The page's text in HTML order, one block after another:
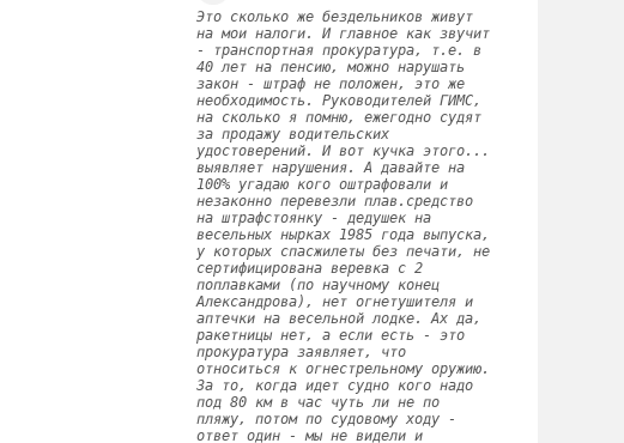
Это сколько же бездельников живут
на мои налоги. И главное как звучит
- транспортная прокуратура, т.е. в
40 лет на пенсию, можно нарушать
закон - штраф не положен, это же
необходимость. Руководителей ГИМС,
на сколько я помню, ежегодно судят
за продажу водительских
удостоверений. И вот кучка этого...
выявляет нарушения. А давайте на
100% угадаю кого оштрафовали и
незаконно перевезли плав.средство
на штрафстоянку - дедушек на
весельных нырках 1985 года выпуска,
у которых спасжилеты без печати, не
сертифицирована веревка с 2
поплавками (по научному конец
Александрова), нет огнетушителя и
аптечки на весельной лодке. Ах да,
ракетницы нет, а если есть - это
прокуратура заявляет, что
относиться к огнестрельному оружию.
За то, когда идет судно кого надо
под 80 км в час чуть ли не по
пляжу, потом по судовому ходу -
ответ один - мы не видели и